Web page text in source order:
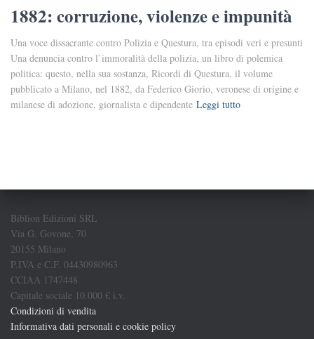
1882: corruzione, violenze e impunità
Una voce dissacrante contro Polizia e Questura, tra episodi veri e presunti
Una denuncia contro l’immoralità della polizia, un libro di polemica
politica: questo, nella sua sostanza, Ricordi di Questura, il volume
pubblicato a Milano, nel 1882, da Federico Giorio, veronese di origine e
milanese di adozione, giornalista e dipendente Leggi tutto
Biblion Edizioni SRL
Via G. Govone, 70
20155 Milano
P.IVA e C.F. 04430980963
CCIAA 1747448
Capitale sociale 10.000 € i.v.
Condizioni di vendita
Informativa dati personali e cookie policy